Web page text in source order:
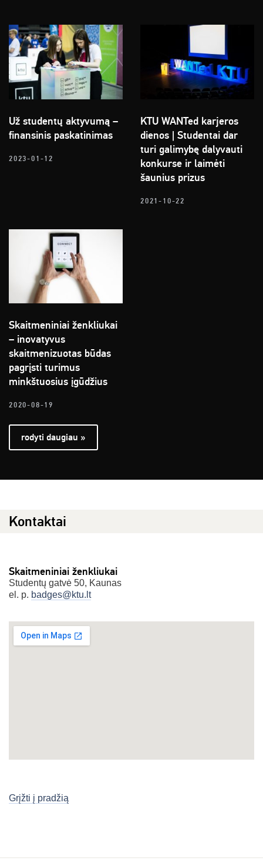
Už studentų aktyvumą –
finansinis paskatinimas
2023-01-12
KTU WANTed karjeros
dienos | Studentai dar
turi galimybę dalyvauti
konkurse ir laimėti
šaunius prizus
2021-10-22
Skaitmeniniai ženkliukai
– inovatyvus
skaitmenizuotas būdas
pagrįsti turimus
minkštuosius įgūdžius
2020-08-19
rodyti daugiau »
Kontaktai
Skaitmeniniai ženkliukai
Studentų gatvė 50, Kaunas
el. p. badges@ktu.lt
Grįžti į pradžią